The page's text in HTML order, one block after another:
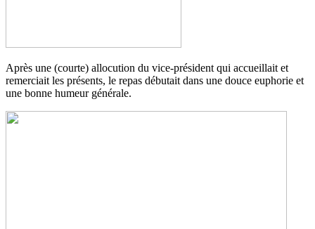
Après une (courte) allocution du vice-président qui accueillait et
remerciait les présents, le repas débutait dans une douce euphorie et
une bonne humeur générale.